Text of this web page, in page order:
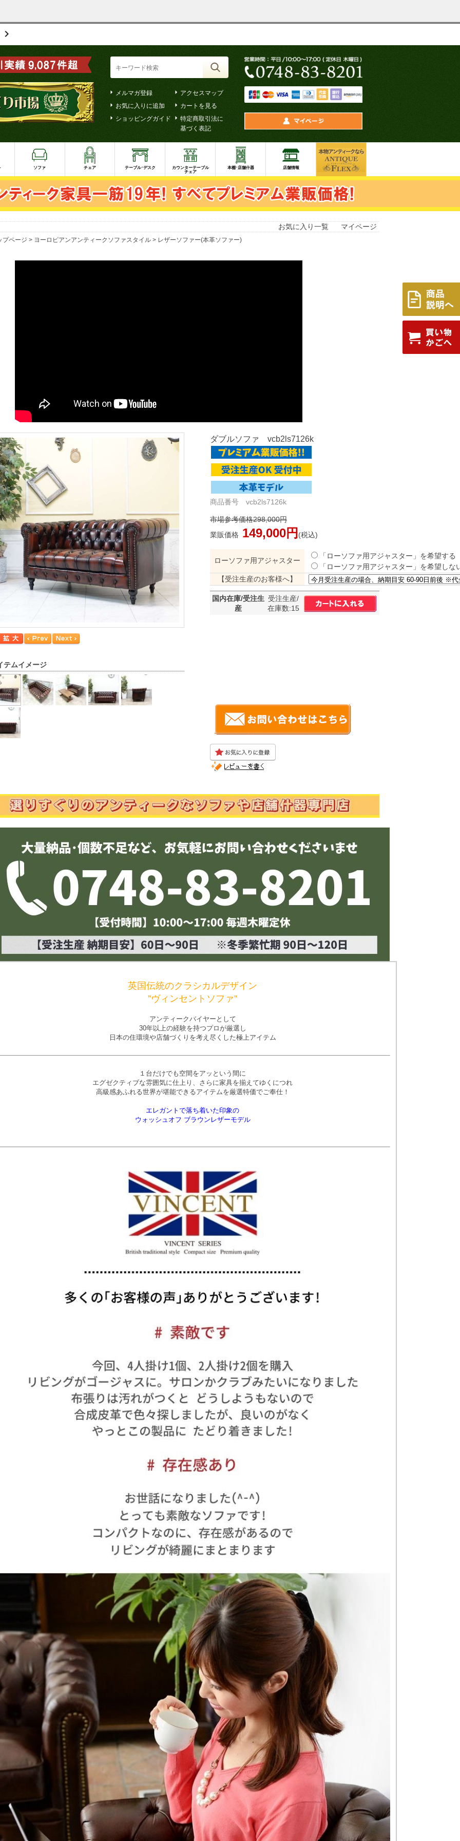
お気に入り一覧 マイページ
プページ > ヨーロピアンアンティークソファスタイル > レザーソファー(本革ソファー)
ダブルソファ vcb2ls7126k
商品番号 vcb2ls7126k
市場参考価格298,000円
業販価格 149,000円 (税込)
ローソファ用アジャスター
「ローソファ用アジャスター」を希望する
「ローソファ用アジャスター」を希望しな
【受注生産のお客様へ】
国内在庫/受注生
産
受注生産/
在庫数:15
テムイメージ
英国伝統のクラシカルデザイン
”ヴィンセントソファ”
アンティークバイヤーとして
30年以上の経験を持つプロが厳選し
日本の住環境や店舗づくりを考え尽くした極上アイテム
１台だけでも空間をアッという間に
エグゼクティブな雰囲気に仕上り、さらに家具を揃えてゆくにつれ
高級感あふれる世界が堪能できるアイテムを厳選特価でご奉仕！
エレガントで落ち着いた印象の
ウォッシュオフ ブラウンレザーモデル